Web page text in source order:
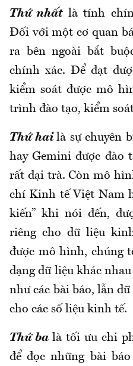
Thứ nhấtlà tính
Đối với một cơ quan
ra bên ngoài bắt
chính xác. Để đạt
kiểm soát được mô
trình đào tạo, kiểm
Thứ hailà sự chuyên
hay Gemini được đào
rất đại trà. Còn mô
chí Kinh tế Việt Nam
kiến” khi nói đến,
riêng cho dữ liệu
được mô hình, chúng
dạng dữ liệu khác
như các bài báo, lẫn
cho các số liệu kinh tế.
Thứ ba là tối ưu chi
để đọc những bài